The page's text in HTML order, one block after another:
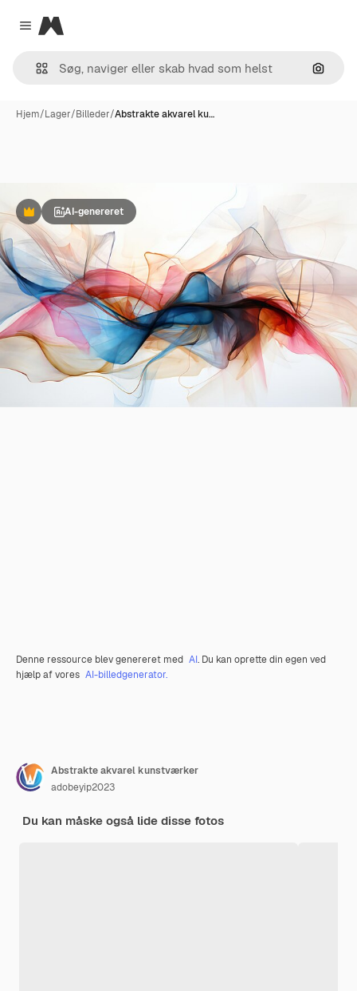
Close menu
Magnific
Søg
Hjem/Lager/Billeder/Abstrakte akvarel ku…
PræmieAI-genereret
Denne ressource blev genereret med AI. Du kan oprette din egen ved
hjælp af vores AI-billedgenerator.
Abstrakte akvarel kunstværker
adobeyip2023
Du kan måske også lide disse fotos